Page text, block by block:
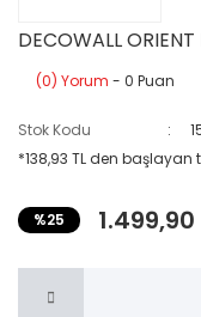
DECOWALL
(0) Yorum - 0 Puan
Stok Kodu
*138,93 TL den başlayan
%25 1.499,90